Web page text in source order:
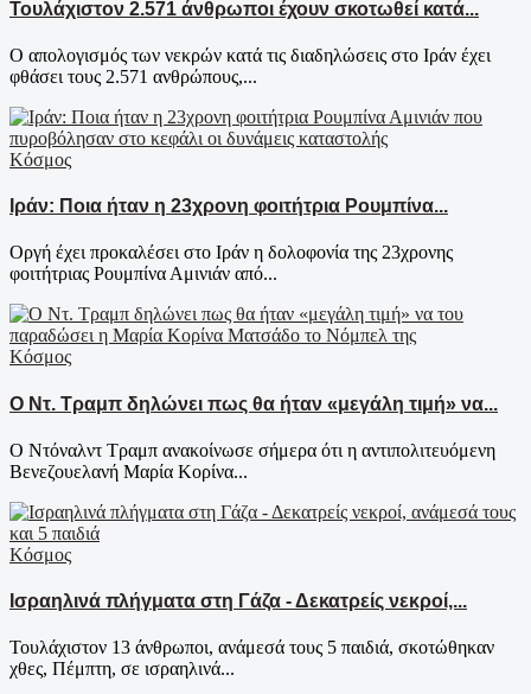
Τουλάχιστον 2.571 άνθρωποι έχουν σκοτωθεί κατά...
Ο απολογισμός των νεκρών κατά τις διαδηλώσεις στο Ιράν έχει
φθάσει τους 2.571 ανθρώπους,...
Κόσμος
Ιράν: Ποια ήταν η 23χρονη φοιτήτρια Ρουμπίνα...
Oργή έχει προκαλέσει στο Ιράν η δολοφονία της 23χρονης
φοιτήτριας Ρουμπίνα Αμινιάν από...
Κόσμος
Ο Ντ. Τραμπ δηλώνει πως θα ήταν «μεγάλη τιμή» να...
Ο Ντόναλντ Τραμπ ανακοίνωσε σήμερα ότι η αντιπολιτευόμενη
Βενεζουελανή Μαρία Κορίνα...
Κόσμος
Ισραηλινά πλήγματα στη Γάζα - Δεκατρείς νεκροί,...
Τουλάχιστον 13 άνθρωποι, ανάμεσά τους 5 παιδιά, σκοτώθηκαν
χθες, Πέμπτη, σε ισραηλινά...